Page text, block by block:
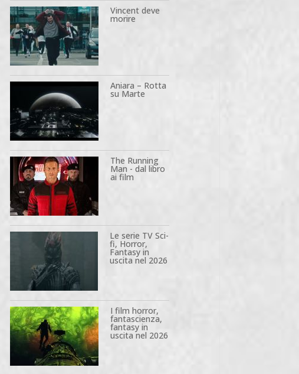
Vincent deve
morire
Aniara – Rotta
su Marte
The Running
Man - dal libro
ai film
Le serie TV Sci-
fi, Horror,
Fantasy in
uscita nel 2026
I film horror,
fantascienza,
fantasy in
uscita nel 2026